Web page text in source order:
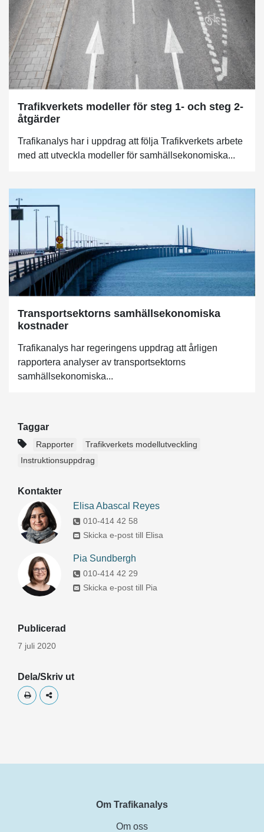
Trafikverkets modeller för steg 1- och steg 2-
åtgärder
Trafikanalys har i uppdrag att följa Trafikverkets arbete
med att utveckla modeller för samhällsekonomiska...
Transportsektorns samhällsekonomiska
kostnader
Trafikanalys har regeringens uppdrag att årligen
rapportera analyser av transportsektorns
samhällsekonomiska...
Taggar
Rapporter
Trafikverkets modellutveckling
Instruktionsuppdrag
Kontakter
Elisa Abascal Reyes
010-414 42 58
Skicka e-post till Elisa
Pia Sundbergh
010-414 42 29
Skicka e-post till Pia
Publicerad
7 juli 2020
Dela/Skriv ut
Skriv utDela
Om Trafikanalys
Om oss